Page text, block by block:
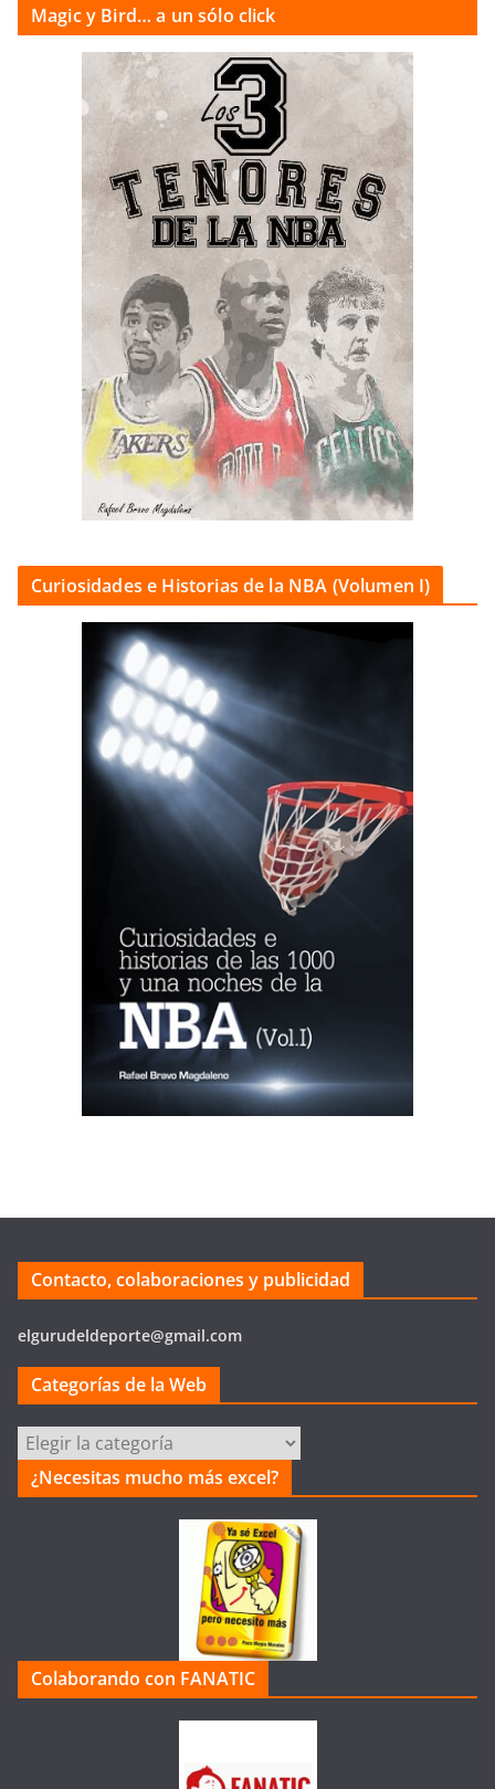
Magic y Bird… a un sólo click
Curiosidades e Historias de la NBA (Volumen I)
Contacto, colaboraciones y publicidad
elgurudeldeporte@gmail.com
Categorías de la Web
Categorías
de
la
¿Necesitas mucho más excel?
Colaborando con FANATIC